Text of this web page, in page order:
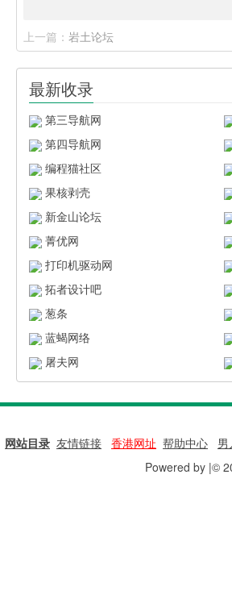
上一篇： 岩土论坛
最新收录
第三导航网
第四导航网
编程猫社区
果核剥壳
新金山论坛
菁优网
打印机驱动网
拓者设计吧
葱条
蓝蝎网络
屠夫网
网站目录 友情链接 香港网址 帮助中心
Powered by |©